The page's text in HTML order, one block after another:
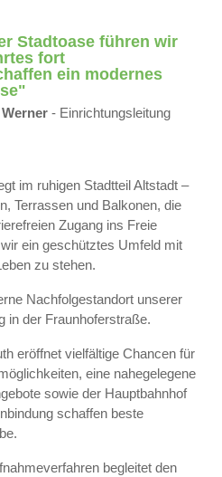
Stadtoase führen wir
fort
ein modernes
- Einrichtungsleitung
im ruhigen Stadtteil Altstadt –
Terrassen und Balkonen, die
Zugang ins Freie
ein geschütztes Umfeld mit
zu stehen.
Nachfolgestandort unserer
in der Fraunhoferstraße.
eröffnet vielfältige Chancen für
eine nahegelegene
sowie der Hauptbahnhof
schaffen beste
begleitet den